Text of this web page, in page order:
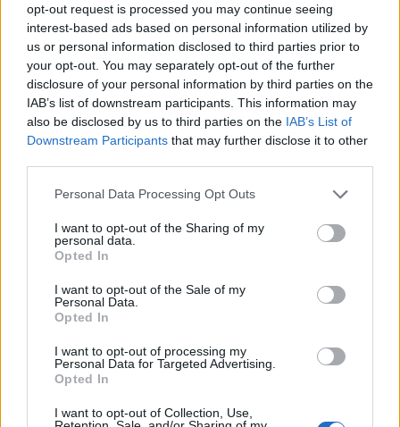
opt-out request is processed you may continue seeing
interest-based ads based on personal information utilized by
us or personal information disclosed to third parties prior to
your opt-out. You may separately opt-out of the further
disclosure of your personal information by third parties on the
IAB’s list of downstream participants. This information may
also be disclosed by us to third parties on the IAB’s List of
Downstream Participants that may further disclose it to other
Personal Data Processing Opt Outs
I want to opt-out of the Sharing of my
personal data.
Opted In
I want to opt-out of the Sale of my
Personal Data.
Opted In
I want to opt-out of processing my
Personal Data for Targeted Advertising.
Opted In
I want to opt-out of Collection, Use,
AGRICOLA
BRACCIANTI
GIULIO BELLINI -
SOC.
25-50 milioni Argenta
SOCIETA'
AGRICOLA GUIDI
DI GUIDI
GIULIANO & C.-
non pervenuto Codigoro
SOCIETA'
AGRICOLA
TENUTA DI
SOCIETA'
SEMPLICE
SOCIETA'
AGRICOLA LEONA
non pervenuto Ferrara